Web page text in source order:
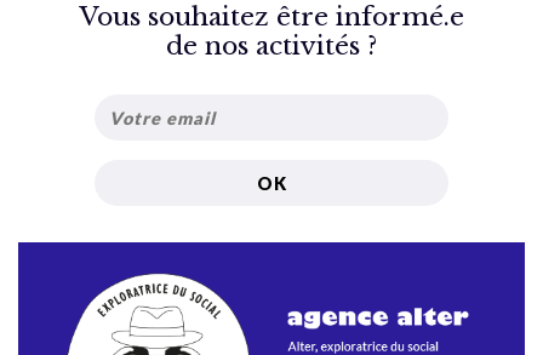
Vous souhaitez être informé.e
de nos activités ?